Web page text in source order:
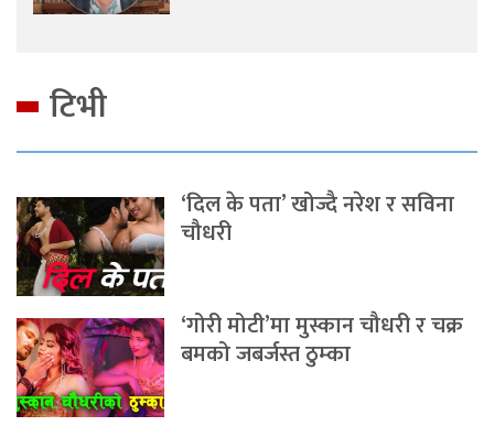
टिभी
‘दिल के पता’ खोज्दै नरेश र सविना
चौधरी
‘गोरी मोटी’मा मुस्कान चौधरी र चक्र
बमको जबर्जस्त ठुम्का